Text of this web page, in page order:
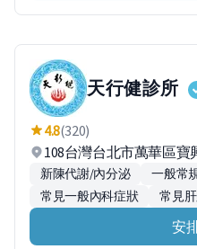
天行健診所
4.8(320)
108台灣台北市萬華區寶
新陳代謝/內分泌
一般常
常見一般內科症狀
常見
安